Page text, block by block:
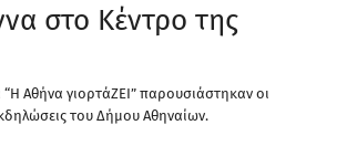
στο Κέντρο της
Αθήνα γιορτάΖΕΙ” παρουσιάστηκαν οι
του Δήμου Αθηναίων.